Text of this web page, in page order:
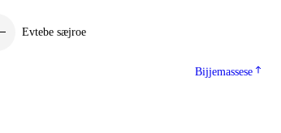
Evtebe sæjroe
Bijjemassese